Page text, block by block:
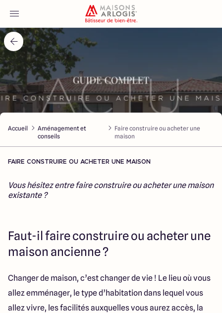
Accueil
Nos maisons
Nos annonces
Votre projet
Qui sommes-nous
Lille - Villeneuve d'Ascq
Valenciennes - Marly 03 27 45 60 30
4.4 4.8
Accueil
Aménagement et
conseils
Faire construire ou acheter une
maison
FAIRE CONSTRUIRE OU ACHETER UNE MAISON
Vous hésitez entre faire construire ou acheter une maison
existante ?
Faut-il faire construire ou acheter une
maison ancienne ?
Changer de maison, c’est changer de vie ! Le lieu où vous
allez emménager, le type d’habitation dans lequel vous
allez vivre, les facilités auxquelles vous aurez accès, la